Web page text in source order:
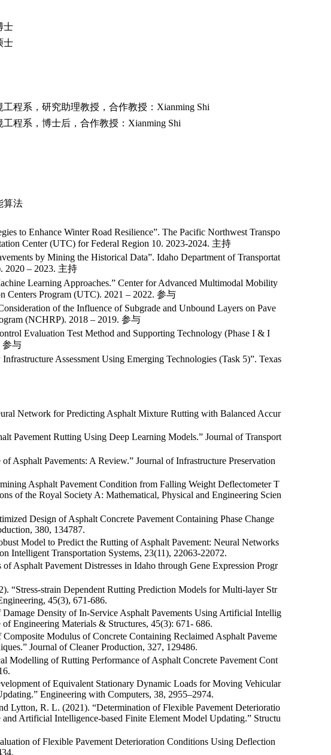
工程，博士
工程，硕士
，副教授
程系，研究助理教授，合作教授： Xianming Shi
程系，博士后，合作教授： Xianming Shi
群体智能算法
to Enhance Winter Road Resilience”. The Pacific Northwest Transpo
Center (UTC) for Federal Region 10. 2023-2024. 主持
by Mining the Historical Data”. Idaho Department of Transportat
2020 – 2023. 主持
Learning Approaches.” Center for Advanced Multimodal Mobility
Centers Program (UTC). 2021 – 2022. 参与
of the Influence of Subgrade and Unbound Layers on Pave
(NCHRP). 2018 – 2019. 参与
Evaluation Test Method and Supporting Technology (Phase I & I
参与
Assessment Using Emerging Technologies (Task 5)”. Texas
Network for Predicting Asphalt Mixture Rutting with Balanced Accur
Pavement Rutting Using Deep Learning Models.” Journal of Transport
Asphalt Pavements: A Review.” Journal of Infrastructure Preservation
Asphalt Pavement Condition from Falling Weight Deflectometer T
of the Royal Society A: Mathematical, Physical and Engineering Scien
Design of Asphalt Concrete Pavement Containing Phase Change
380, 134787.
Model to Predict the Rutting of Asphalt Pavement: Neural Networks
Intelligent Transportation Systems, 23(11), 22063-22072.
Asphalt Pavement Distresses in Idaho through Gene Expression Progr
“Stress-strain Dependent Rutting Prediction Models for Multi-layer Str
45(3), 671-686.
Density of In-Service Asphalt Pavements Using Artificial Intellig
Engineering Materials & Structures, 45(3): 671- 686.
Modulus of Concrete Containing Reclaimed Asphalt Paveme
Journal of Cleaner Production, 327, 129486.
Modelling of Rutting Performance of Asphalt Concrete Pavement Cont
of Equivalent Stationary Dynamic Loads for Moving Vehicular
Engineering with Computers, 38, 2955–2974.
Lytton, R. L. (2021). “Determination of Flexible Pavement Deterioratio
Artificial Intelligence-based Finite Element Model Updating.” Structu
of Flexible Pavement Deterioration Conditions Using Deflection